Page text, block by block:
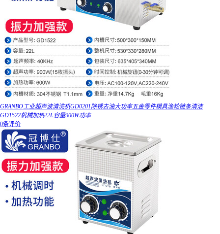
GRANBO工业超声波清洗机GD0201除锈去油大功率五金零件模具渔轮链条清洁
GD1522机械加热22L容量900W功率
0条评价